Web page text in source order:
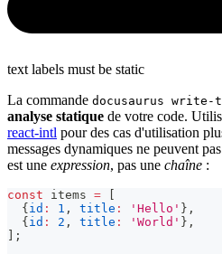
text labels must be static
La commande docusaurus
analyse statique de votre code.
react-intl pour des cas d'utilisation
messages dynamiques ne peuvent
est une expression, pas une chaîne :
const items =
{ id : 1 , title : 'Hello' } ,
{ id : 2 , title : 'World' } ,
;